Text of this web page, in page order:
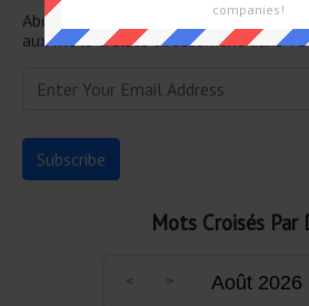
Abonnez-vous ci-dessous et recevez
aux mots croisés directement dans
Mots Croisés Par
Août 2026
companies!